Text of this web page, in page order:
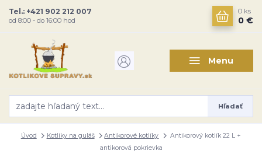
Menu
Hľadať
Tel.: +421 902 212 007
od 8:00 - do 16:00 hod
0 ks
0 €
Úvod Kotlíky na guláš Antikorové kotlíky
Antikorový kotlík 22 L +
antikorová pokrievka